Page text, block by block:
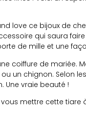
love ce bijoux de
qui saura faire
de mille et une
coiffure de mariée.
un chignon. Selon
Une vraie beauté !
mettre cette tiare